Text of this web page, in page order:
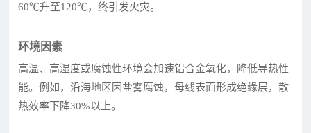
60℃升至120℃，终引发火灾。
环境因素
高温、高湿度或腐蚀性环境会加速铝合金氧化，降低导热性
能。例如，沿海地区因盐雾腐蚀，母线表面形成绝缘层，散
热效率下降30%以上。